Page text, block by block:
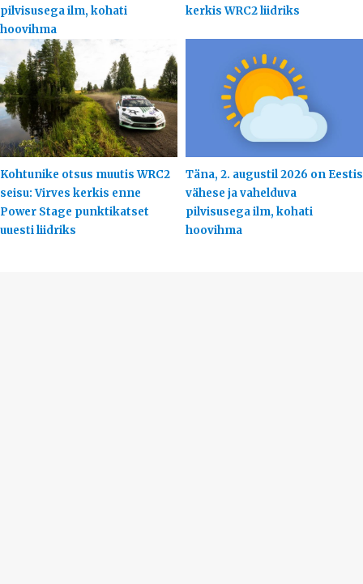
pilvisusega ilm, kohati
hoovihma
kerkis WRC2 liidriks
Kohtunike otsus muutis WRC2
seisu: Virves kerkis enne
Power Stage punktikatset
uuesti liidriks
Täna, 2. augustil 2026 on Eestis
vähese ja vahelduva
pilvisusega ilm, kohati
hoovihma